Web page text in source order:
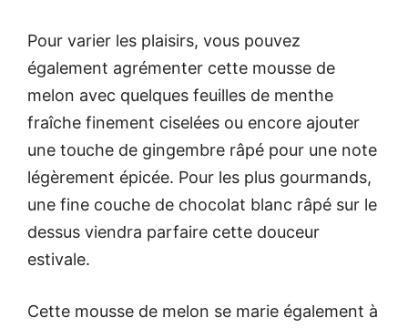
Pour varier les plaisirs, vous pouvez
également agrémenter cette mousse de
melon avec quelques feuilles de menthe
fraîche finement ciselées ou encore ajouter
une touche de gingembre râpé pour une note
légèrement épicée. Pour les plus gourmands,
une fine couche de chocolat blanc râpé sur le
dessus viendra parfaire cette douceur
estivale.
Cette mousse de melon se marie également à